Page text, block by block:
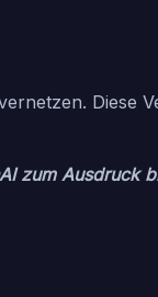
Diese
zum Ausdruck